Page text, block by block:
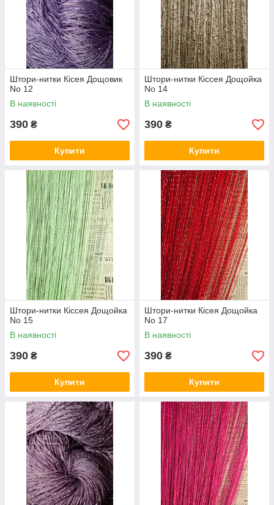
Штори-нитки Кісея Дощовик
No 12
В наявності
390 ₴
Купити
Штори-нитки Кіссея Дощойка
No 14
В наявності
390 ₴
Купити
Штори-нитки Кіссея Дощойка
No 15
В наявності
390 ₴
Купити
Штори-нитки Кісея Дощойка
No 17
В наявності
390 ₴
Купити